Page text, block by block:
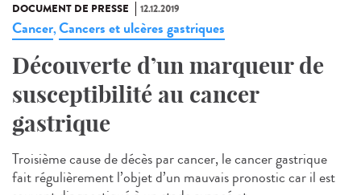
DOCUMENT DE PRESSE 12.12.2019
Cancer,Cancers et ulcères gastriques
Découverte d’un marqueur de
susceptibilité au cancer
gastrique
Troisième cause de décès par cancer, le cancer gastrique
fait régulièrement l’objet d’un mauvais pronostic car il est